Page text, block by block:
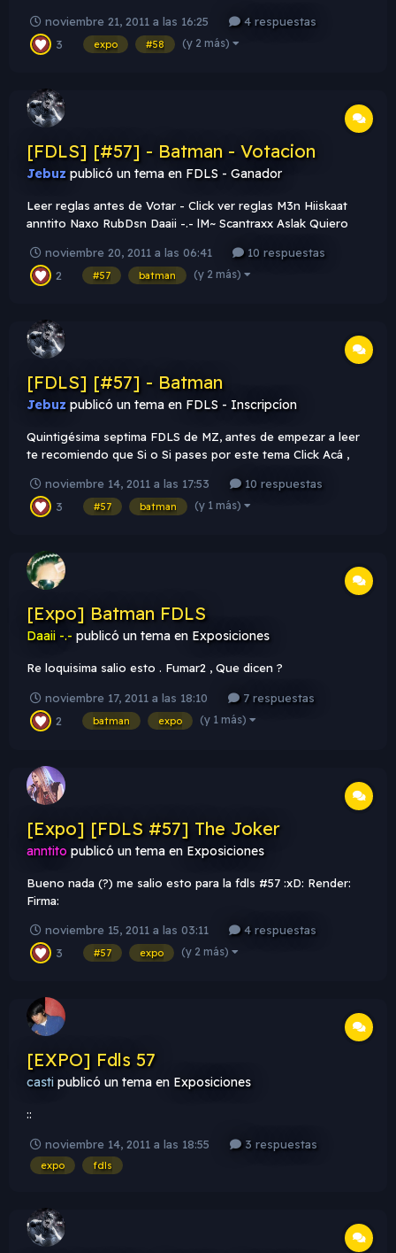
noviembre 21, 2011 a las 16:25
4 respuestas
3
expo #58 (y 2 más)
[FDLS] [#57] - Batman - Votacion
Jebuz publicó un tema en FDLS - Ganador
Leer reglas antes de Votar - Click ver reglas M3n Hiiskaat
anntito Naxo RubDsn Daaii -.- lM~ Scantraxx Aslak Quiero
noviembre 20, 2011 a las 06:41
10 respuestas
2
#57 batman (y 2 más)
[FDLS] [#57] - Batman
Jebuz publicó un tema en FDLS - Inscripcíon
Quintigésima septima FDLS de MZ, antes de empezar a leer
te recomiendo que Si o Si pases por este tema Click Acá ,
[#57]: Batman : Todos conocemos a batman , igual pueden
hacer sobre wuason y todo relacionado con el tema . Texto:
noviembre 14, 2011 a las 17:53
10 respuestas
3
#57 batman (y 1 más)
[Expo] Batman FDLS
Daaii -.- publicó un tema en Exposiciones
Re loquisima salio esto . Fumar2 , Que dicen ?
noviembre 17, 2011 a las 18:10
7 respuestas
2
batman expo (y 1 más)
[Expo] [FDLS #57] The Joker
anntito publicó un tema en Exposiciones
Bueno nada (?) me salio esto para la fdls #57 :xD: Render:
Firma:
noviembre 15, 2011 a las 03:11
4 respuestas
3
#57 expo (y 2 más)
[EXPO] Fdls 57
casti publicó un tema en Exposiciones
::
noviembre 14, 2011 a las 18:55 3 respuestas
expo fdls